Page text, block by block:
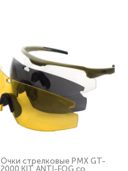
Очки стрелковые PMX GT-
2000 KIT ANTI-FOG со